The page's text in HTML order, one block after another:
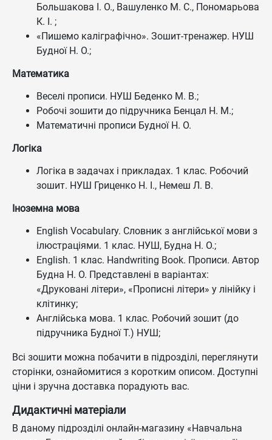
Большакова І. О., Вашуленко М. С., Пономарьова
К. І. ;
«Пишемо каліграфічно». Зошит-тренажер. НУШ
Будної Н. О.;
Математика
Веселі прописи. НУШ Беденко М. В.;
Робочі зошити до підручника Бенцал Н. М.;
Математичні прописи Будної Н. О.
Логіка
Логіка в задачах і прикладах. 1 клас. Робочий
зошит. НУШ Гриценко Н. І., Немеш Л. В.
Іноземна мова
English Vocabulary. Словник з англійської мови з
ілюстраціями. 1 клас. НУШ, Будна Н. О.;
English. 1 клас. Handwriting Book. Прописи. Автор
Будна Н. О. Представлені в варіантах:
«Друковані літери», «Прописні літери» у лінійку і
клітинку;
Англійська мова. 1 клас. Робочий зошит (до
підручника Будної Т.) НУШ;
Всі зошити можна побачити в підрозділі, переглянути
сторінки, ознайомитися з коротким описом. Доступні
ціни і зручна доставка порадують вас.
Дидактичні матеріали
В даному підрозділі онлайн-магазину «Навчальна